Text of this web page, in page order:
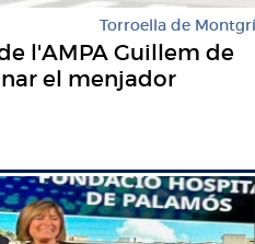
Torroella de Montgrí
l'AMPA Guillem de
el menjador